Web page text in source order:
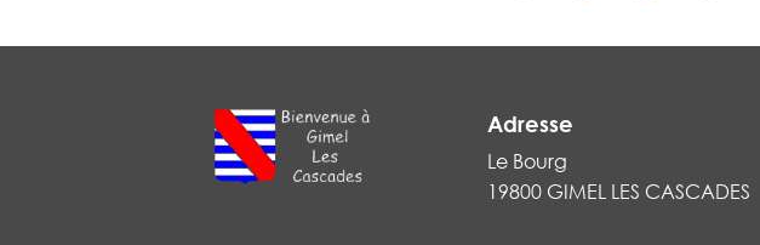
Adresse
Le Bourg
19800 GIMEL LES CASCADES